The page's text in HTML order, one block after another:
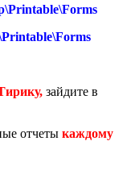
зайдите в
отчеты каждому